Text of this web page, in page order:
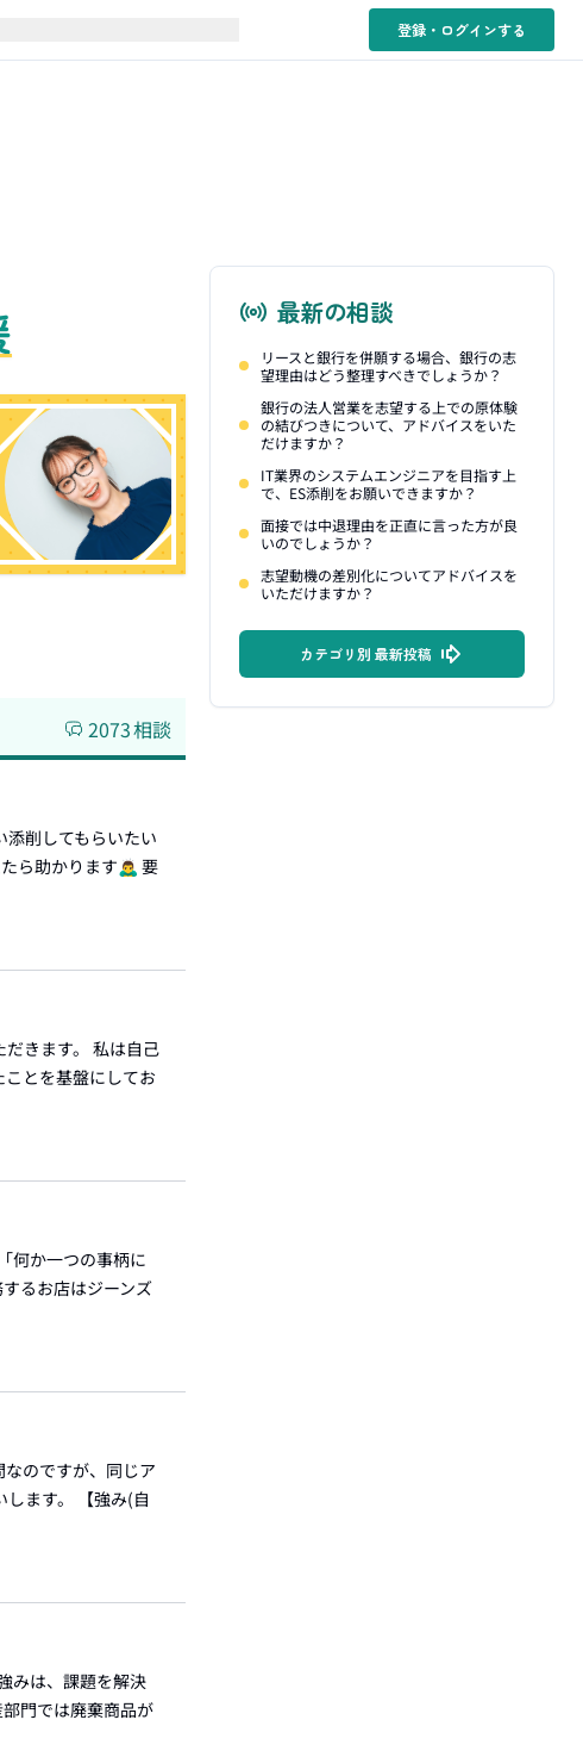
登録・ログインする
2073相談
削してもらいたい
ら助かります🙇‍♂️ 要
きます。 私は自己
とを基盤にしてお
何か一つの事柄に
るお店はジーンズ
のですが、同じア
ます。 【強み(自
みは、課題を解決
門では廃棄商品が
最新の相談
リースと銀行を併願する場合、銀行の志
望理由はどう整理すべきでしょうか？
銀行の法人営業を志望する上での原体験
の結びつきについて、アドバイスをいた
だけますか？
IT業界のシステムエンジニアを目指す上
で、ES添削をお願いできますか？
面接では中退理由を正直に言った方が良
いのでしょうか？
志望動機の差別化についてアドバイスを
いただけますか？
カテゴリ別 最新投稿